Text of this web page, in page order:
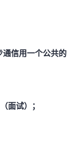
信用一个公共的
面试）；